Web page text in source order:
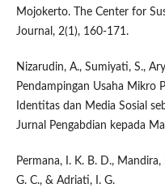
Mojokerto. The Center for
Journal, 2(1), 160-171.
Nizarudin, A., Sumiyati, S.,
Pendampingan Usaha Mikro
Identitas dan Media Sosial
Jurnal Pengabdian kepada
Permana, I. K. B. D., Mandira,
G. C., & Adriati, I. G.